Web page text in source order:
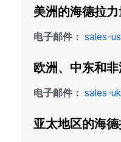
美洲的海德拉
电子邮件： sales-
欧洲、中东和
电子邮件： sales-
亚太地区的海